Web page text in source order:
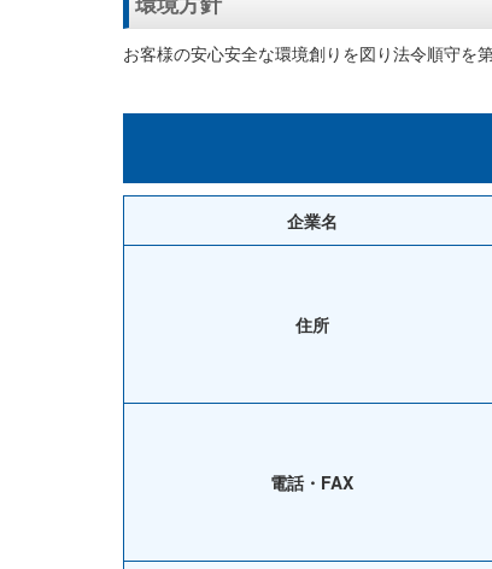
お客様の安心安全な環境創りを図り法令順守を
企業名
住所
電話・FAX